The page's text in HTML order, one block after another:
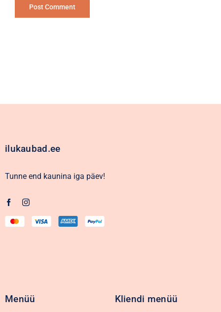
ilukaubad.ee
Tunne end kaunina iga päev!
Menüü Kliendi menüü